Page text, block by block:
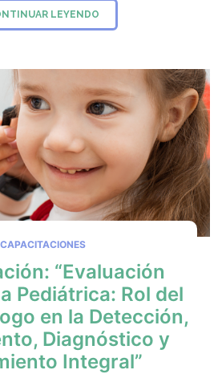
LEYENDO
CAPACITACIONES
“Evaluación
Pediátrica: Rol del
en la Detección,
Diagnóstico y
Integral”